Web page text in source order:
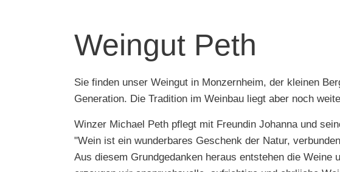
Weingut Peth
Sie finden unser Weingut in Monzernheim, der kleinen
Generation. Die Tradition im Weinbau liegt aber noch
Winzer Michael Peth pflegt mit Freundin Johanna und
"Wein ist ein wunderbares Geschenk der Natur,
Aus diesem Grundgedanken heraus entstehen die